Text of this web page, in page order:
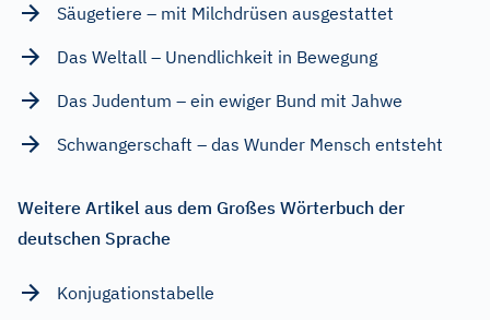
Säugetiere – mit Milchdrüsen ausgestattet
Das Weltall – Unendlichkeit in Bewegung
Das Judentum – ein ewiger Bund mit Jahwe
Schwangerschaft – das Wunder Mensch entsteht
Weitere Artikel aus dem Großes Wörterbuch der
deutschen Sprache
Konjugationstabelle